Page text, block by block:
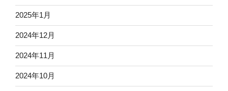
2025年1月
2024年12月
2024年11月
2024年10月